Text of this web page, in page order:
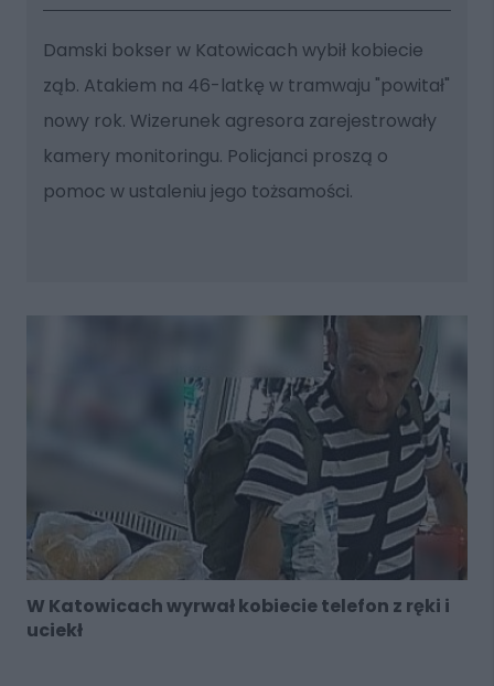
Damski bokser w Katowicach wybił kobiecie
ząb. Atakiem na 46-latkę w tramwaju "powitał"
nowy rok. Wizerunek agresora zarejestrowały
kamery monitoringu. Policjanci proszą o
pomoc w ustaleniu jego tożsamości.
W Katowicach wyrwał kobiecie telefon z ręki i
uciekł